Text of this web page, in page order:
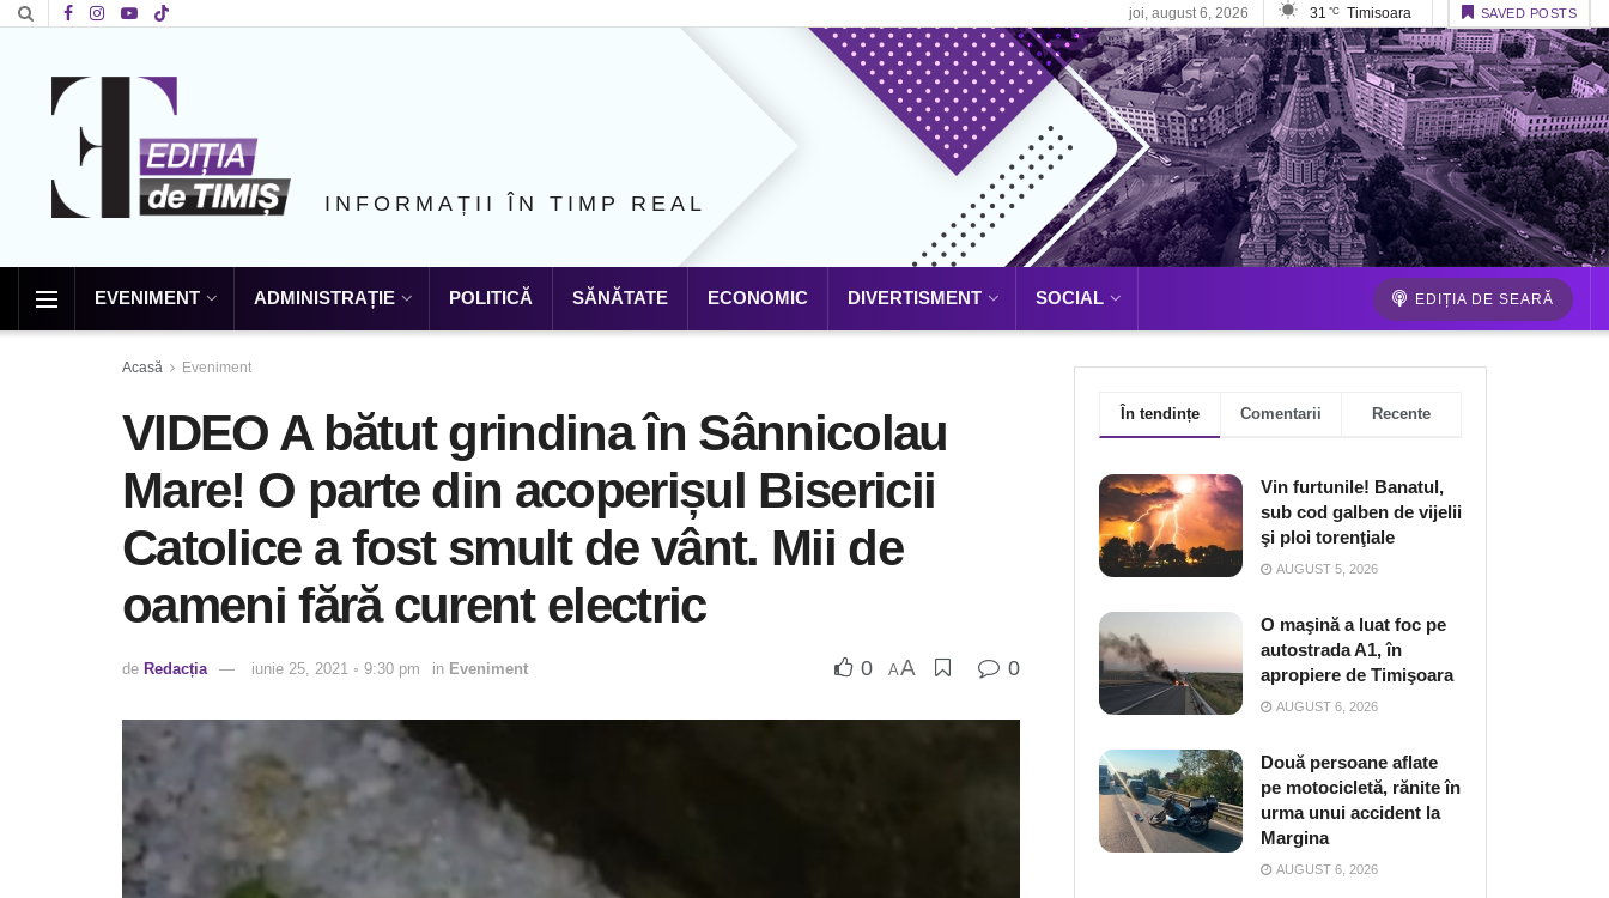
joi, august 6, 2026 31 °C Timisoara SAVED POSTS
INFORMAȚII ÎN TIMP REAL
EVENIMENT ADMINISTRAȚIE POLITICĂ SĂNĂTATE ECONOMIC DIVERTISMENT SOCIAL EDIȚIA DE SEARĂ
Acasă Eveniment
VIDEO A bătut grindina în Sânnicolau
Mare! O parte din acoperișul Bisericii
Catolice a fost smult de vânt. Mii de
oameni fără curent electric
de Redacția iunie 25, 2021 ◦ 9:30 pm in Eveniment 0 AA 0
În tendințe Comentarii Recente
Vin furtunile! Banatul,
sub cod galben de vijelii
şi ploi torenţiale
AUGUST 5, 2026
O maşină a luat foc pe
autostrada A1, în
apropiere de Timişoara
AUGUST 6, 2026
Două persoane aflate
pe motocicletă, rănite în
urma unui accident la
Margina
AUGUST 6, 2026